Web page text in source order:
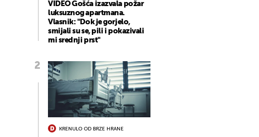
VIDEO Gošća izazvala požar
luksuznog apartmana.
Vlasnik: "Dok je gorjelo,
smijali su se, pili i pokazivali
mi srednji prst"
KRENULO OD BRZE HRANE